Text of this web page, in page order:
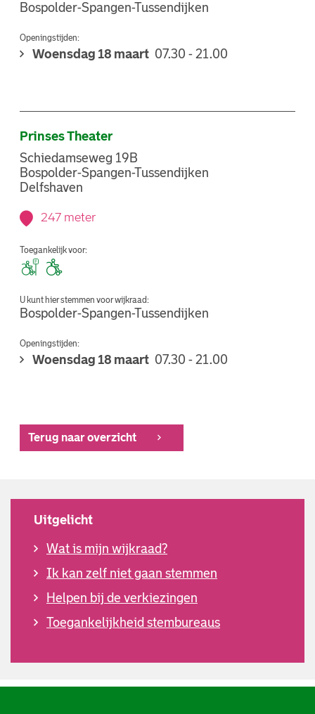
Bospolder-Spangen-Tussendijken
Openingstijden:
Woensdag 18 maart 07.30 - 21.00
Prinses Theater
Schiedamseweg 19B
Bospolder-Spangen-Tussendijken
Delfshaven
247 meter
Toegankelijk voor:
U kunt hier stemmen voor wijkraad:
Bospolder-Spangen-Tussendijken
Openingstijden:
Woensdag 18 maart 07.30 - 21.00
Terug naar overzicht
Uitgelicht
Wat is mijn wijkraad?
Ik kan zelf niet gaan stemmen
Helpen bij de verkiezingen
Toegankelijkheid stembureaus